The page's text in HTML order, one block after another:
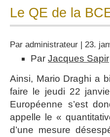
Le QE de la
Par administrateur | 23.
Par Jacques Sapir
Ainsi, Mario Draghi a
faire le jeudi 22
Européenne s’est
appelle le «
d’une mesure